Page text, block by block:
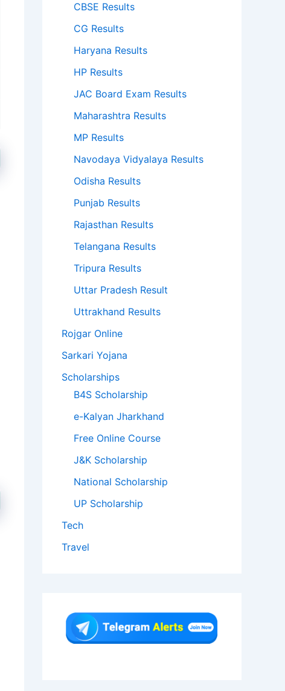
CBSE Results
CG Results
Haryana Results
HP Results
JAC Board Exam Results
Maharashtra Results
MP Results
Navodaya Vidyalaya Results
Odisha Results
Punjab Results
Rajasthan Results
Telangana Results
Tripura Results
Uttar Pradesh Result
Uttrakhand Results
Rojgar Online
Sarkari Yojana
Scholarships
B4S Scholarship
e-Kalyan Jharkhand
Free Online Course
J&K Scholarship
National Scholarship
UP Scholarship
Tech
Travel